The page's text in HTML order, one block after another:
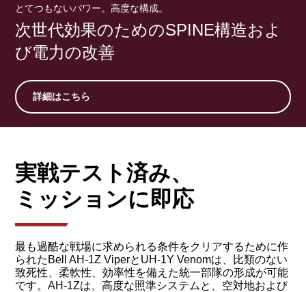
とてつもないパワー。高度な構成。
次世代効果のためのSPINE構造およ
び電力の改善
詳細はこちら
実戦テスト済み、
ミッションに即応
最も過酷な戦場に求められる条件をクリアするために作
られたBell AH-1Z ViperとUH-1Y Venomは、比類のない
致死性、柔軟性、効率性を備えた統一部隊の形成が可能
です。AH-1Zは、高度な照準システムと、空対地および